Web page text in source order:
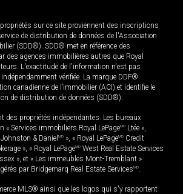
sur ce site proviennent des inscriptions
de distribution de données de l'Association
(SDD®). SDD® met en référence des
des agences immobilières autres que Royal
L'exactitude de l'information n'est pas
vérifiée. La marque DDF®
canadienne de l’immobilier (ACI) et identifie le
de distribution de données (SDD®).
des propriétés indépendantes. Les bureaux
« Services immobiliers Royal LePageMD Ltée »,
& Daniel MD », « Royal LePageMD Credit
», « Royal LePageMD West Real Estate Services
», et « Les immeubles Mont-Tremblant »
par Bridgemarq Real Estate ServicesMD.
MLS® ainsi que les logos qui s'y rapportent